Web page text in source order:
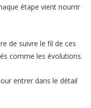
étape vient nourrir
de suivre le fil de ces
comme les évolutions.
entrer dans le détail